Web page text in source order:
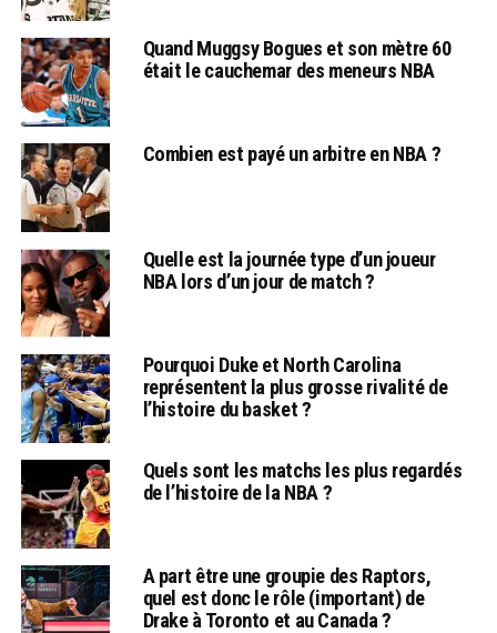
Quand Muggsy Bogues et son mètre 60
était le cauchemar des meneurs NBA
Combien est payé un arbitre en NBA ?
Quelle est la journée type d’un joueur
NBA lors d’un jour de match ?
Pourquoi Duke et North Carolina
représentent la plus grosse rivalité de
l’histoire du basket ?
Quels sont les matchs les plus regardés
de l’histoire de la NBA ?
A part être une groupie des Raptors,
quel est donc le rôle (important) de
Drake à Toronto et au Canada ?